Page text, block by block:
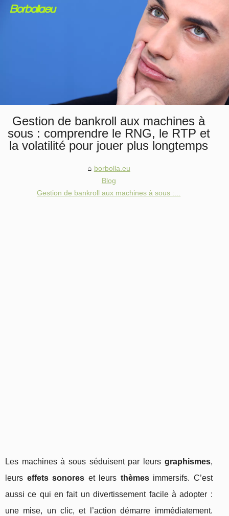
Gestion de bankroll aux machines à
sous : comprendre le RNG, le RTP et
la volatilité pour jouer plus longtemps
borbolla.eu
Blog
Gestion de bankroll aux machines à sous :...
Les machines à sous séduisent par leurs graphismes,
leurs effets sonores et leurs thèmesimmersifs. C’est
aussi ce qui en fait un divertissement facile à adopter :
une mise, un clic, et l’action démarre immédiatement.